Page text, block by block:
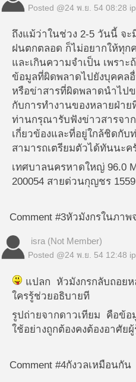
Posted @24 พ.ย. 54 08:28
ถึงแม้ว่าในช่วง 2-5 วันนี้ จ
ฝนตกตลอด ก็ไม่อยากให้ทุก
และเกินความจำเป็น เพรา
ข้อมูลที่ผิดพลาดไปยังบุคคล
หรือข่าสารที่ผิดพลาดนำไป
กับการทำงานของหลายฝ่า
ท่านกรุณารับฟังข่าวสารจา
เกี่ยวข้องและที่อยู่ใกล้ชิดกับ
สามารถเตรียมตัวได้ทันนะค
เทศบาลนครหาดใหญ่ 96.0
200054 สายด่วนกุญชร 1559
Comment #3หัวมังกรในภาพ
isra (Not Member)
Posted @24 พ.ย. 54 12:48
แปลก หัวมังกรกลับถอย
ใครรู้ช่วยอธิบายที
รูปถ่ายจากดาวเทียม คือข้
ใช้อย่างถูกต้องคงต้องอาศัย
Comment #4กังวลเหมือนกัน